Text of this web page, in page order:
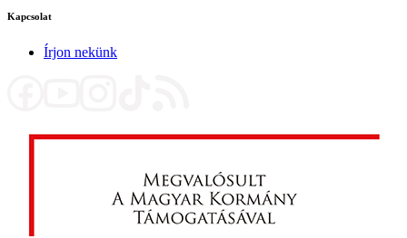
Kapcsolat
Írjon nekünk